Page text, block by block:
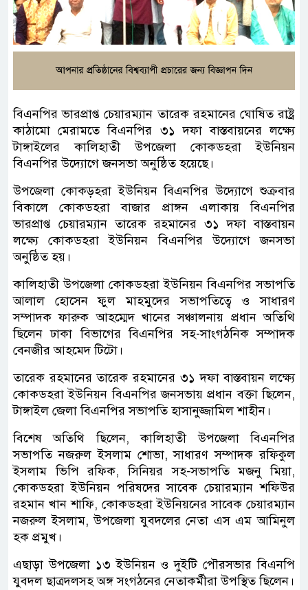
বিএনপির ভারপ্রাপ্ত চেয়ারম্যান তারেক রহমানের ঘোষিত রাষ্ট্র
কাঠামো মেরামতে বিএনপির ৩১ দফা বাস্তবায়নের লক্ষ্যে
টাঙ্গাইলের কালিহাতী উপজেলা কোকডহরা ইউনিয়ন
বিএনপির উদ্যোগে জনসভা অনুষ্ঠিত হয়েছে।
উপজেলা কোকড়হরা ইউনিয়ন বিএনপির উদ্যোগে শুক্রবার
বিকালে কোকডহরা বাজার প্রাঙ্গন এলাকায় বিএনপির
ভারপ্রাপ্ত চেয়ারম্যান তারেক রহমানের ৩১ দফা বাস্তবায়ন
লক্ষ্যে কোকডহরা ইউনিয়ন বিএনপির উদ্যোগে জনসভা
অনুষ্ঠিত হয়।
কালিহাতী উপজেলা কোকডহরা ইউনিয়ন বিএনপির সভাপতি
আলাল হোসেন ফুল মাহমুদের সভাপতিত্বে ও সাধারণ
সম্পাদক ফারুক আহম্মেদ খানের সঞ্চালনায় প্রধান অতিথি
ছিলেন ঢাকা বিভাগের বিএনপির সহ-সাংগঠনিক সম্পাদক
বেনজীর আহমেদ টিটো।
তারেক রহমানের তারেক রহমানের ৩১ দফা বাস্তবায়ন লক্ষ্যে
কোকডহরা ইউনিয়ন বিএনপির জনসভায় প্রধান বক্তা ছিলেন,
টাঙ্গাইল জেলা বিএনপির সভাপতি হাসানুজ্জামিল শাহীন।
বিশেষ অতিথি ছিলেন, কালিহাতী উপজেলা বিএনপির
সভাপতি নজরুল ইসলাম শোভা, সাধারণ সম্পাদক রফিকুল
ইসলাম ভিপি রফিক, সিনিয়র সহ-সভাপতি মজনু মিয়া,
কোকডহরা ইউনিয়ন পরিষদের সাবেক চেয়ারম্যান শফিউর
রহমান খান শাফি, কোকডহরা ইউনিয়নের সাবেক চেয়ারম্যান
নজরুল ইসলাম, উপজেলা যুবদলের নেতা এস এম আমিনুল
হক প্রমুখ।
এছাড়া উপজেলা ১৩ ইউনিয়ন ও দুইটি পৌরসভার বিএনপি
যুবদল ছাত্রদলসহ অঙ্গ সংগঠনের নেতাকর্মীরা উপস্থিত ছিলেন।